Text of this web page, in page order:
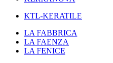
KTL-KERATILE
LA FABBRICA
LA FAENZA
LA FENICE